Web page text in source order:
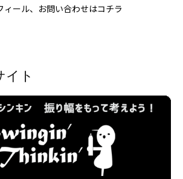
ール、お問い合わせはコチラ
イト